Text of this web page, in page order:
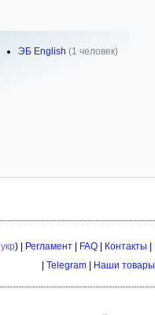
ЭБ English (1 человек)
укр) | Регламент| FAQ| Контакты
Telegram Наши товары